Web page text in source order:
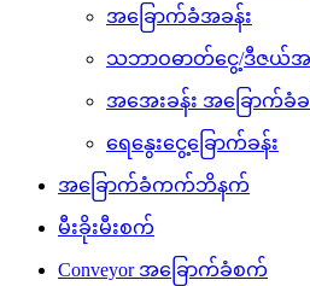
အခြောက်ခံအခန်း
သဘာဝဓာတ်ငွေ့/ဒီဇယ်အ
အအေးခန်း အခြောက်ခံခ
ရေနွေးငွေ့ခြောက်ခန်း
အခြောက်ခံကက်ဘိနက်
မီးခိုးမီးစက်
Conveyor အခြောက်ခံစက်